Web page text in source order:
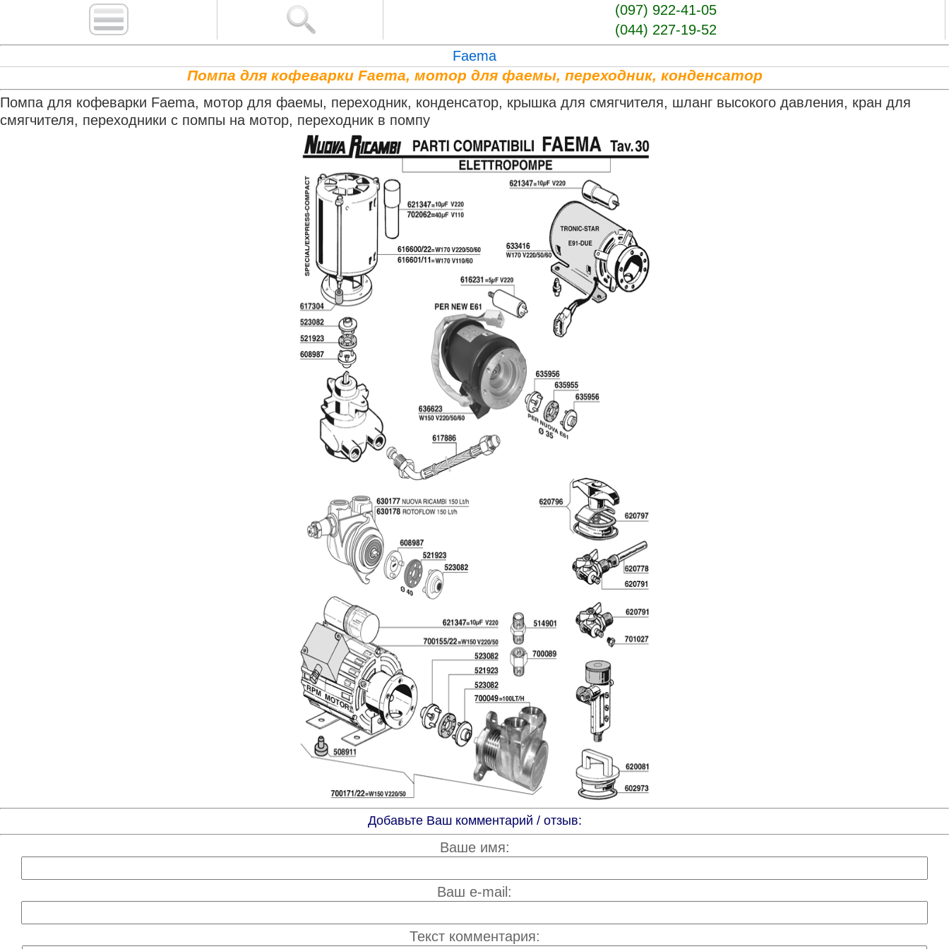
(097) 922-41-05
(044) 227-19-52
Faema
Помпа для кофеварки Faema, мотор для фаемы, переходник, конденсатор
Помпа для кофеварки Faema, мотор для фаемы, переходник, конденсатор, крышка для смягчителя, шланг высокого давления, кран для
смягчителя, переходники с помпы на мотор, переходник в помпу
Добавьте Ваш комментарий / отзыв:
Ваше имя:
Ваш e-mail:
Текст комментария: